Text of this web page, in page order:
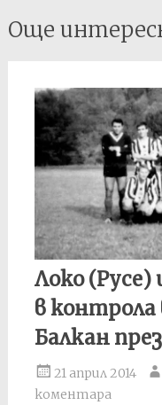
Post
navigation
Още
Локо (Русе)
в контрола
Балкан
21 април 2014
коментара